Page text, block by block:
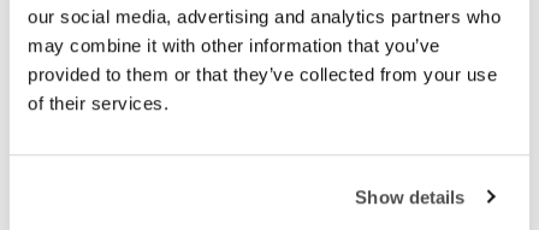
our social media, advertising and analytics partners who
may combine it with other information that you’ve
provided to them or that they’ve collected from your use
of their services.
Show details
Bekijk ook eens